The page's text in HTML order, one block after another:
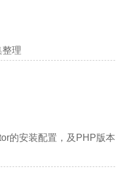
整理
的安装配置，及PHP版本